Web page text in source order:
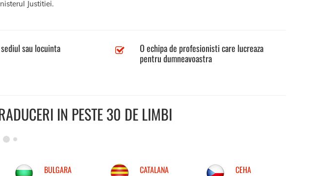
Justitiei.
sau locuinta
O echipa de profesionisti care lucreaza
pentru dumneavoastra
IN PESTE 30 DE LIMBI
BULGARA CATALANA CEHA